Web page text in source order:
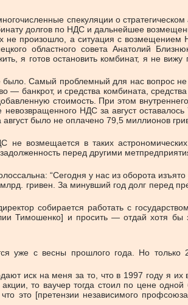
спекуляции о
долгов по НДС и дальнейшее
произошло, а ситуация с возмещением
областного совета Анатолий
я готов остановить комбинат, я не
Самый проблемный для нас вопрос
— банкрот, и средства комбината,
стоимость. При этом
НДС за август
было не оплачено 79,5 миллионов
возмещается в таких
перед другими
“Сегодня у нас из оборота
гривен. За минувший год долг перед
собирается работать с
Тимошенко] и просить — отдай хотя бы
уже с весны прошлого года. Но только
иск на меня за то, что в 1997 году я их
то ваучер тогда стоил по цене
это [претензии независимого